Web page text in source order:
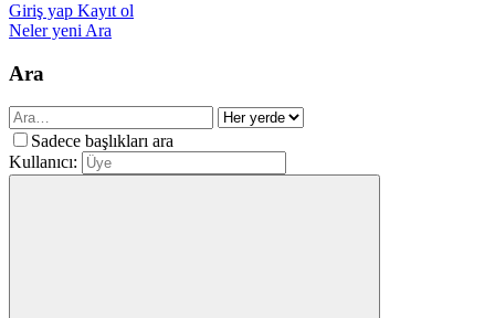
Giriş yap Kayıt ol
Neler yeni Ara
Ara
Sadece başlıkları ara
Kullanıcı: